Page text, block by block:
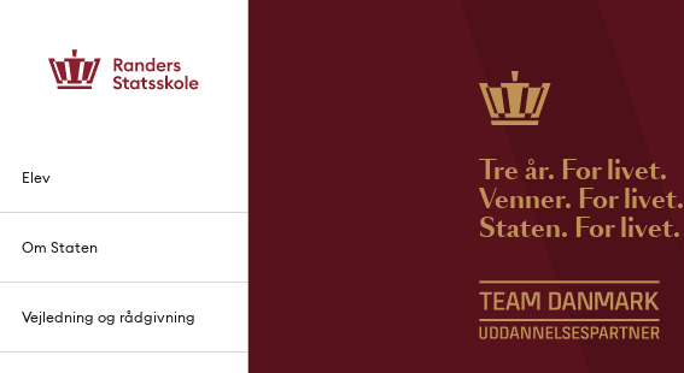
Elev
Om Staten
Vejledning og rådgivning
Tre år. For livet.
Venner. For livet.
Staten. For livet.